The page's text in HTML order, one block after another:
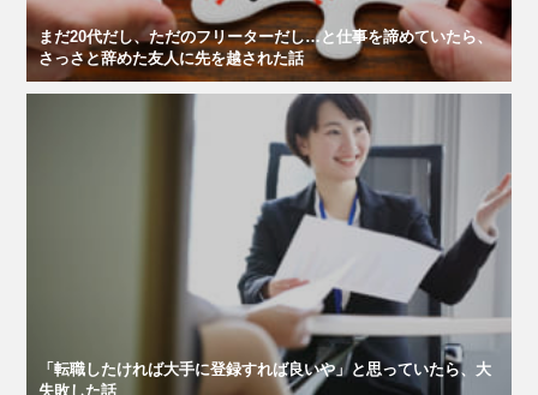
まだ20代だし、ただのフリーターだし…と仕事を諦めていたら、
さっさと辞めた友人に先を越された話
「転職したければ大手に登録すれば良いや」と思っていたら、大
失敗した話